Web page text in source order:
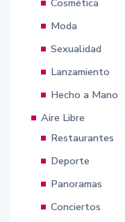
Cosmética
Moda
Sexualidad
Lanzamiento
Hecho a Mano
Aire Libre
Restaurantes
Deporte
Panoramas
Conciertos